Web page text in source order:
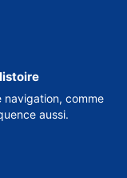
navigation, comme
aussi.